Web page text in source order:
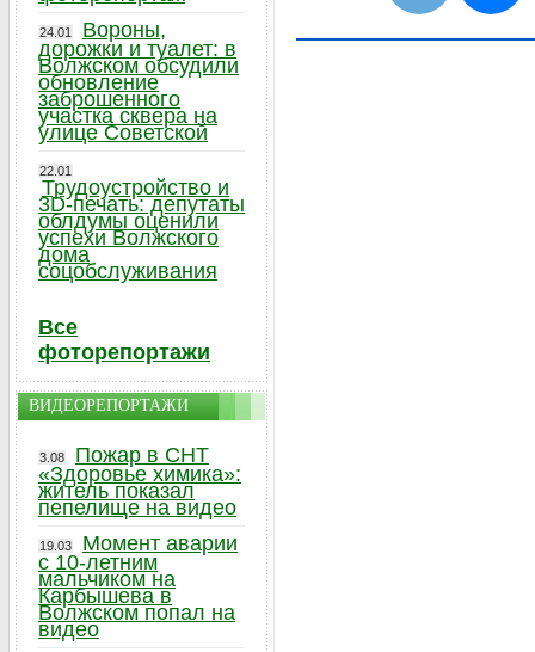
24.01
Вороны,
дорожки и туалет: в
Волжском обсудили
обновление
заброшенного
участка сквера на
улице Советской
22.01
Трудоустройство и
3D-печать: депутаты
облдумы оценили
успехи Волжского
дома
соцобслуживания
Все
фоторепортажи
ВИДЕОРЕПОРТАЖИ
3.08
Пожар в СНТ
«Здоровье химика»:
житель показал
пепелище на видео
19.03
Момент аварии
с 10-летним
мальчиком на
Карбышева в
Волжском попал на
видео